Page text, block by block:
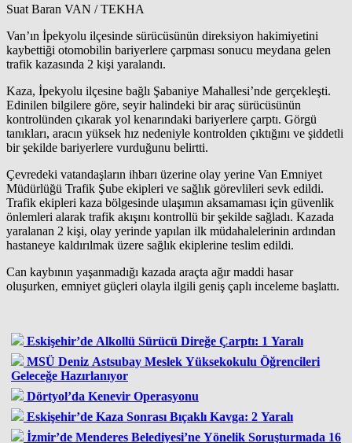
Suat Baran VAN / TEKHA
Van’ın İpekyolu ilçesinde sürücüsünün direksiyon hakimiyetini
kaybettiği otomobilin bariyerlere çarpması sonucu meydana gelen
trafik kazasında 2 kişi yaralandı.
Kaza, İpekyolu ilçesine bağlı Şabaniye Mahallesi’nde gerçekleşti.
Edinilen bilgilere göre, seyir halindeki bir araç sürücüsünün
kontrolünden çıkarak yol kenarındaki bariyerlere çarptı. Görgü
tanıkları, aracın yüksek hız nedeniyle kontrolden çıktığını ve şiddetli
bir şekilde bariyerlere vurduğunu belirtti.
Çevredeki vatandaşların ihbarı üzerine olay yerine Van Emniyet
Müdürlüğü Trafik Şube ekipleri ve sağlık görevlileri sevk edildi.
Trafik ekipleri kaza bölgesinde ulaşımın aksamaması için güvenlik
önlemleri alarak trafik akışını kontrollü bir şekilde sağladı. Kazada
yaralanan 2 kişi, olay yerinde yapılan ilk müdahalelerinin ardından
hastaneye kaldırılmak üzere sağlık ekiplerine teslim edildi.
Can kaybının yaşanmadığı kazada araçta ağır maddi hasar
oluşurken, emniyet güçleri olayla ilgili geniş çaplı inceleme başlattı.
Eskişehir’de Alkollü Sürücü Direğe Çarptı: 1 Yaralı
MSÜ Deniz Astsubay Meslek Yüksekokulu Öğrencileri
Geleceğe Hazırlanıyor
Dörtyol’da Kenevir Operasyonu
Eskişehir’de Kaza Sonrası Bıçaklı Kavga: 2 Yaralı
İzmir’de Menderes Belediyesi’ne Yönelik Soruşturmada 16